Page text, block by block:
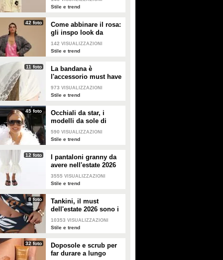
Stile e trend
42 foto
Come abbinare il rosa:
gli inspo look da
copiare
142 VISUALIZZAZIONI
Stile e trend
11 foto
La bandana è
l'accessorio must have
dell'estate 2026: i
modelli di tendenza
973 VISUALIZZAZIONI
Stile e trend
45 foto
Occhiali da star, i
modelli da sole di
tendenza per l'estate
2026
590 VISUALIZZAZIONI
Stile e trend
12 foto
I pantaloni granny da
avere nell'estate 2026
3555 VISUALIZZAZIONI
Stile e trend
8 foto
Tankini, il must
dell'estate 2026 sono i
costumi con la canotta
10353 VISUALIZZAZIONI
Stile e trend
32 foto
Doposole e scrub per
far durare a lungo